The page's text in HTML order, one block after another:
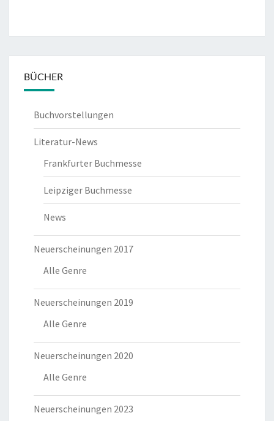
BÜCHER
Buchvorstellungen
Literatur-News
Frankfurter Buchmesse
Leipziger Buchmesse
News
Neuerscheinungen 2017
Alle Genre
Neuerscheinungen 2019
Alle Genre
Neuerscheinungen 2020
Alle Genre
Neuerscheinungen 2023